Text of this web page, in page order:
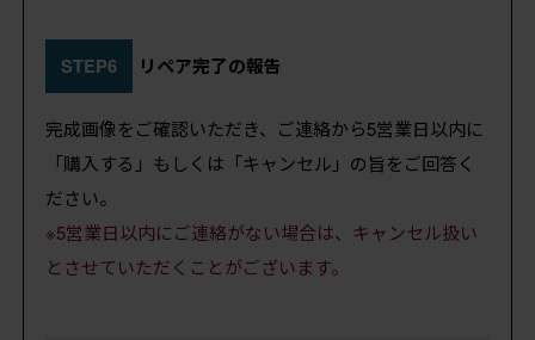
STEP6 リペア完了の報告
完成画像をご確認いただき、ご連絡から5営業日以内に
「購入する」もしくは「キャンセル」の旨をご回答く
ださい。
※5営業日以内にご連絡がない場合は、キャンセル扱い
とさせていただくことがございます。